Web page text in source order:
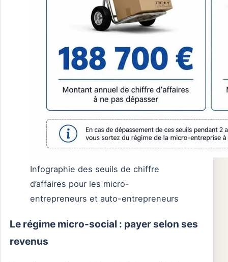
Infographie des seuils de chiffre
d’affaires pour les micro-
entrepreneurs et auto-entrepreneurs
Le régime micro-social : payer selon ses
revenus